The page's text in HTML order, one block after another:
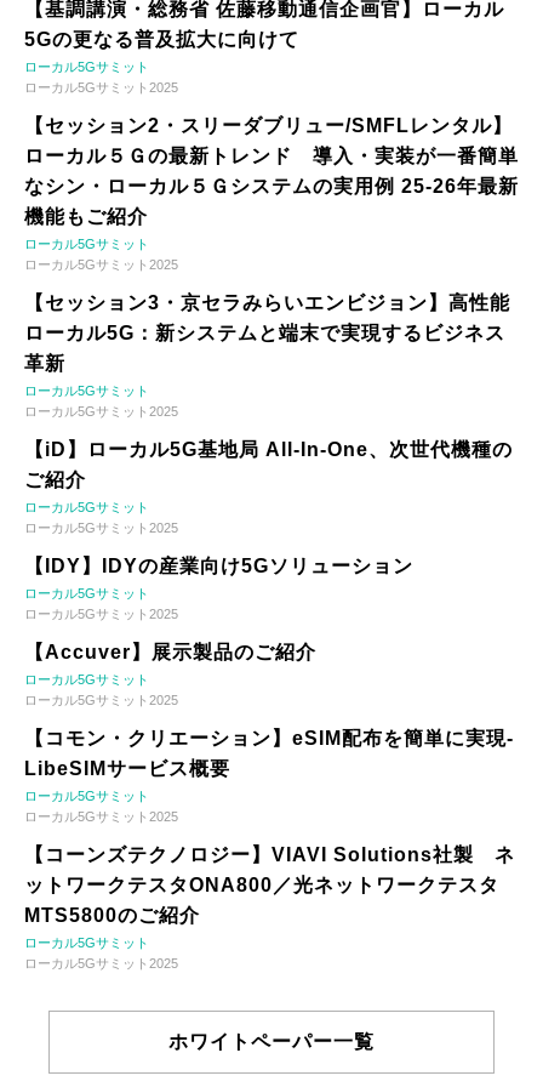
【基調講演・総務省 佐藤移動通信企画官】ローカル
5Gの更なる普及拡大に向けて
ローカル5Gサミット
ローカル5Gサミット2025
【セッション2・スリーダブリュー/SMFLレンタル】
ローカル５Ｇの最新トレンド 導入・実装が一番簡単
なシン・ローカル５Ｇシステムの実用例 25-26年最新
機能もご紹介
ローカル5Gサミット
ローカル5Gサミット2025
【セッション3・京セラみらいエンビジョン】高性能
ローカル5G：新システムと端末で実現するビジネス
革新
ローカル5Gサミット
ローカル5Gサミット2025
【iD】ローカル5G基地局 All-In-One、次世代機種の
ご紹介
ローカル5Gサミット
ローカル5Gサミット2025
【IDY】IDYの産業向け5Gソリューション
ローカル5Gサミット
ローカル5Gサミット2025
【Accuver】展示製品のご紹介
ローカル5Gサミット
ローカル5Gサミット2025
【コモン・クリエーション】eSIM配布を簡単に実現-
LibeSIMサービス概要
ローカル5Gサミット
ローカル5Gサミット2025
【コーンズテクノロジー】VIAVI Solutions社製 ネ
ットワークテスタONA800／光ネットワークテスタ
MTS5800のご紹介
ローカル5Gサミット
ローカル5Gサミット2025
ホワイトペーパー一覧